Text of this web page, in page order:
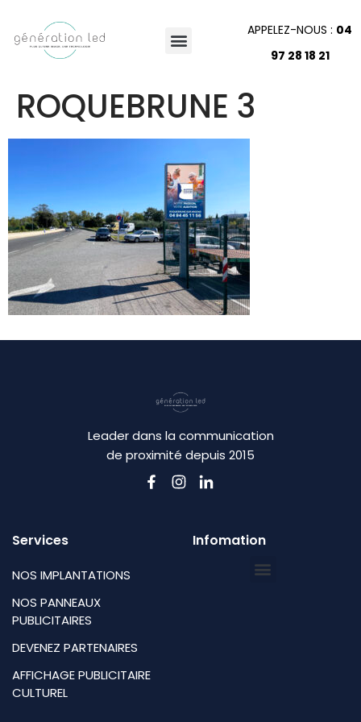
APPELEZ-NOUS : 04
97 28 18 21
ROQUEBRUNE 3
Leader dans la communication
de proximité depuis 2015
Services
NOS IMPLANTATIONS
NOS PANNEAUX
PUBLICITAIRES
DEVENEZ PARTENAIRES
AFFICHAGE PUBLICITAIRE
CULTUREL
Infomation